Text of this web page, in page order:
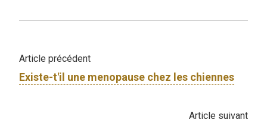
Article précédent
Existe-t'il une menopause chez les chiennes
Article suivant